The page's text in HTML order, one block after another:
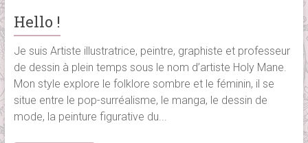
Hello !
Je suis Artiste illustratrice, peintre, graphiste et professeur
de dessin à plein temps sous le nom d’artiste Holy Mane.
Mon style explore le folklore sombre et le féminin, il se
situe entre le pop-surréalisme, le manga, le dessin de
mode, la peinture figurative du...